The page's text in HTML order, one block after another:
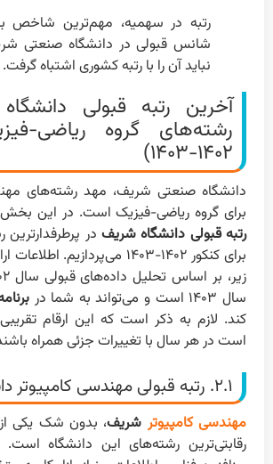
رتبه در سهمیه، مهم‌ترین شاخص
شانس قبولی در دانشگاه صنعتی
نباید آن را با رتبه کشوری اشتباه گرفت.
آخرین رتبه قبولی
رشته‌های گروه ریاضی-
۱۴۰۲-۱۴۰۳)
دانشگاه صنعتی شریف، مهد رشته‌های
برای گروه ریاضی-فیزیک است. در این
رتبه قبولی دانشگاه شریف در
برای کنکور ۱۴۰۲-۱۴۰۳
سال ۱۴۰۳ است و می‌تواند به شما در
کند. لازم به ذکر است که این ارقام
است در هر سال با تغییرات جزئی همراه
۲.۱. رتبه قبولی مهندسی کامپیوتر دانشگاه شریف
مهندسی کامپیوتر شریف، بدون شک یکی
رقابتی‌ترین رشته‌های این دانشگاه